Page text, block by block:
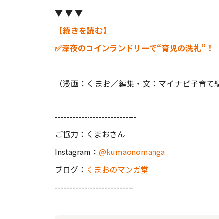
▼ ▼ ▼
【続きを読む】
✅深夜のコインランドリーで“育児の洗礼”！
（漫画：くまお／編集・文：マイナビ子育て
----------------------------
ご協力：くまおさん
Instagram： @kumaonomanga
ブログ： くまおのマンガ堂
---------------------------